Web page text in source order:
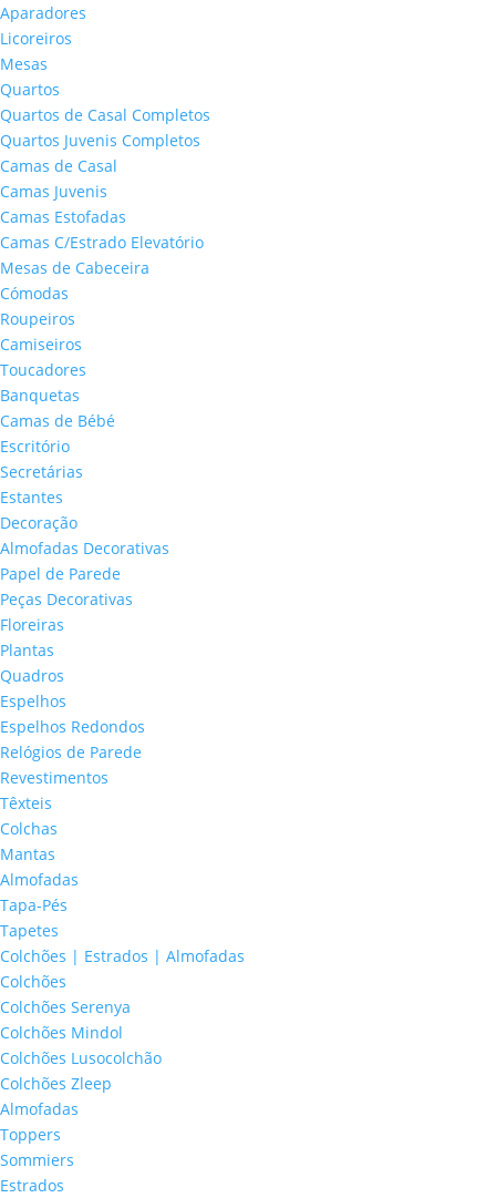
Aparadores
Licoreiros
Mesas
Quartos
Quartos de Casal Completos
Quartos Juvenis Completos
Camas de Casal
Camas Juvenis
Camas Estofadas
Camas C/Estrado Elevatório
Mesas de Cabeceira
Cómodas
Roupeiros
Camiseiros
Toucadores
Banquetas
Camas de Bébé
Escritório
Secretárias
Estantes
Decoração
Almofadas Decorativas
Papel de Parede
Peças Decorativas
Floreiras
Plantas
Quadros
Espelhos
Espelhos Redondos
Relógios de Parede
Revestimentos
Têxteis
Colchas
Mantas
Almofadas
Tapa-Pés
Tapetes
Colchões | Estrados | Almofadas
Colchões
Colchões Serenya
Colchões Mindol
Colchões Lusocolchão
Colchões Zleep
Almofadas
Toppers
Sommiers
Estrados